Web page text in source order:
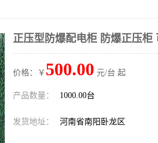
正压型防爆配电柜 防爆正压柜
价格：￥ 500.00 元/台 起
产品数量： 1000.00台
发货地址： 河南省南阳卧龙区